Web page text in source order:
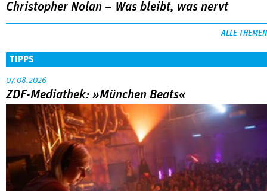
Christopher Nolan – Was bleibt, was nervt
ALLE THEMEN
TIPPS
07.08.2026
ZDF-Mediathek: »München Beats«